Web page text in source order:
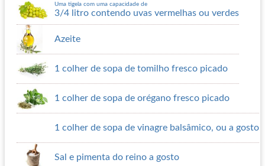
Uma tigela com uma capacidade de
3/4 litro contendo uvas vermelhas ou verdes
Azeite
1 colher de sopa de tomilho fresco picado
1 colher de sopa de orégano fresco picado
1 colher de sopa de vinagre balsâmico, ou a gosto
Sal e pimenta do reino a gosto